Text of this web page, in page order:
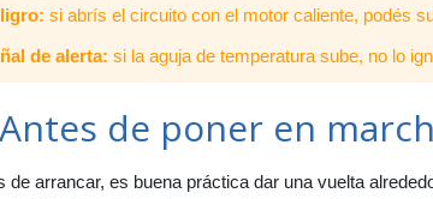
Sistema de dirección
12.1. Si el vehículo se va hacia un lado
12.2. Si la dirección está dura
13. Neumáticos
13.1. Código de tamaño del neumático
13.2. Profundidad mínima y desgaste
si abrís el circuito con el motor caliente, podés
de alerta: si la aguja de temperatura sube, no lo
de poner en
de arrancar, es buena práctica dar una vuelta